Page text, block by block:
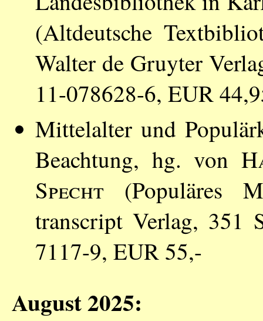
(Altdeutsche
Walter de Gruyter
11-078628-6, EUR
Mittelalter und
Beachtung, hg. von
Specht (Populäres
transcript Verlag, 351
7117-9, EUR 55,-
August 2025: